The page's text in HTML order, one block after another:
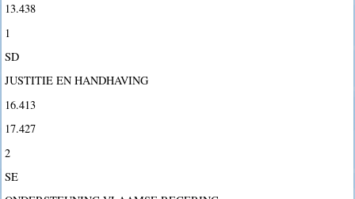
13.438
1
SD
JUSTITIE EN HANDHAVING
16.413
17.427
2
SE